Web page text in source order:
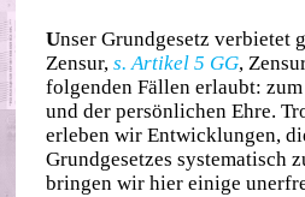
Unser Grundgesetz verbietet
Zensur,s. Artikel 5 GG,
folgenden Fällen erlaubt:
und der persönlichen Ehre.
erleben wir Entwicklungen,
Grundgesetzes systematisch
bringen wir hier einige